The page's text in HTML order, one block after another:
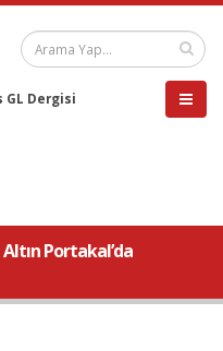
GL Dergisi
Portakal’da